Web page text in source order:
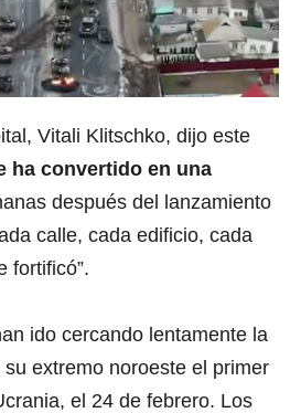
Vitali Klitschko, dijo este
ha convertido en una
después del lanzamiento
calle, cada edificio, cada
fortificó”.
ido cercando lentamente la
extremo noroeste el primer
el 24 de febrero. Los